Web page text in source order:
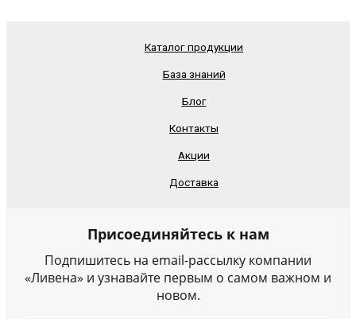
Каталог продукции
База знаний
Блог
Контакты
Акции
Доставка
Присоединяйтесь к нам
Подпишитесь на email-рассылку компании
«Ливена» и узнавайте первым о самом важном и
новом.